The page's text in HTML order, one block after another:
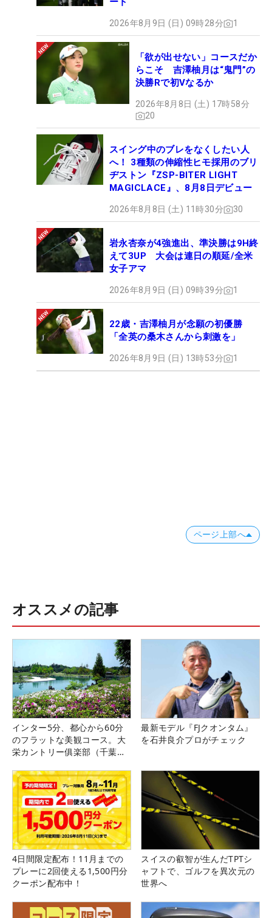
2026年8月9日 (日) 09時28分 1
「欲が出せない」コースだか
らこそ 吉澤柚月は“鬼門”の
決勝Rで初Vなるか
2026年8月8日 (土) 17時58分
20
スイング中のブレをなくしたい人
へ！ 3種類の伸縮性ヒモ採用のブリ
ヂストン『ZSP-BITER LIGHT
MAGICLACE』、8月8日デビュー
2026年8月8日 (土) 11時30分 30
岩永杏奈が4強進出、準決勝は9H終
えて3UP 大会は連日の順延/全米
女子アマ
2026年8月9日 (日) 09時39分 1
22歳・吉澤柚月が念願の初優勝
「全英の桑木さんから刺激を」
2026年8月9日 (日) 13時53分 1
ページ上部へ
オススメの記事
インター5分、都心から60分
のフラットな美観コース。大
栄カントリー俱楽部（千葉
最新モデル『FJクオンタム』
を石井良介プロがチェック
4日間限定配布！11月までの
プレーに2回使える1,500円分
クーポン配布中！
スイスの叡智が生んだTPTシ
ャフトで、ゴルフを異次元の
世界へ